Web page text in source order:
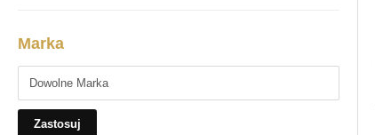
Marka
Zastosuj